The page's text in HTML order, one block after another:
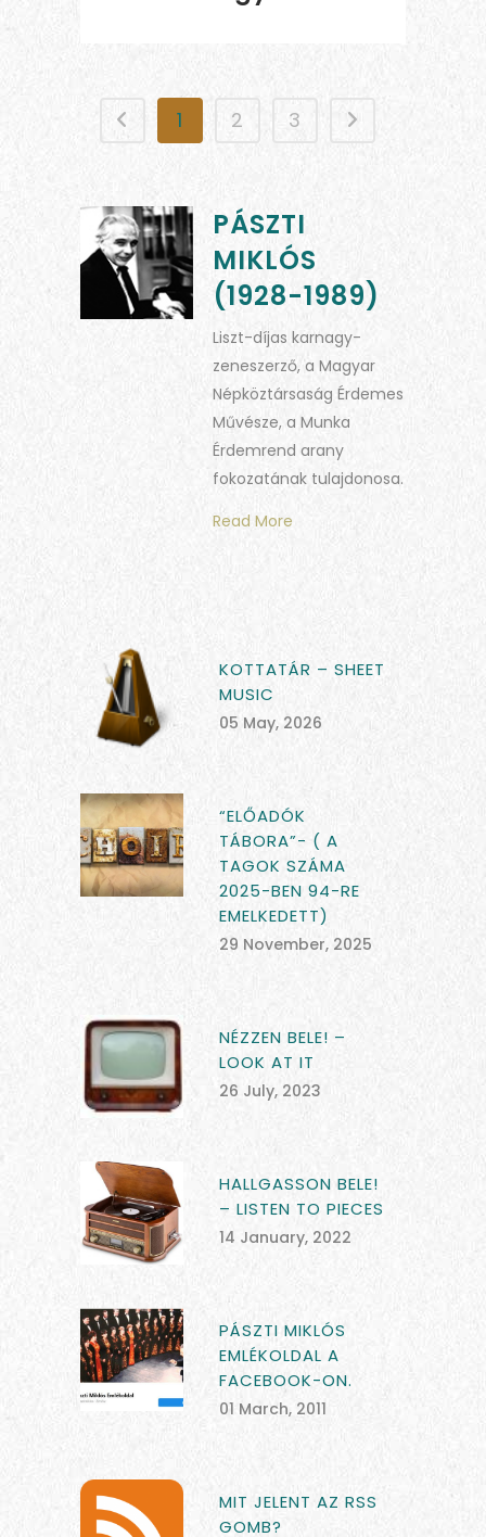
1 2 3
PÁSZTI
MIKLÓS
(1928-1989)
Liszt-díjas karnagy-
zeneszerző, a Magyar
Népköztársaság Érdemes
Művésze, a Munka
Érdemrend arany
fokozatának tulajdonosa.
Read More
KOTTATÁR – SHEET
MUSIC
05 May, 2026
“ELŐADÓK
TÁBORA”- ( A
TAGOK SZÁMA
2025-BEN 94-RE
EMELKEDETT)
29 November, 2025
NÉZZEN BELE! –
LOOK AT IT
26 July, 2023
HALLGASSON BELE!
– LISTEN TO PIECES
14 January, 2022
PÁSZTI MIKLÓS
EMLÉKOLDAL A
FACEBOOK-ON.
01 March, 2011
MIT JELENT AZ RSS
GOMB?